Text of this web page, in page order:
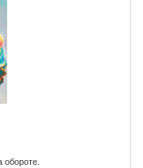
обороте.